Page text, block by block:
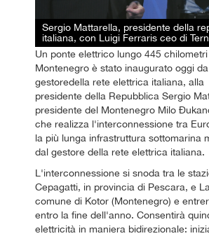
Sergio Mattarella, presidente della
italiana, con Luigi Ferraris ceo di
Un ponte elettrico lungo 445
Montenegro è stato inaugurato oggi
gestoredella rete elettrica italiana,
presidente della Repubblica Sergio
presidente del Montenegro Milo
che realizza l'interconnessione tra
la più lunga infrastruttura sottomarina
dal gestore della rete elettrica italiana.
L'interconnessione si snoda tra le
Cepagatti, in provincia di Pescara, e
comune di Kotor (Montenegro) e
entro la fine dell'anno. Consentirà
elettricità in maniera bidirezionale: